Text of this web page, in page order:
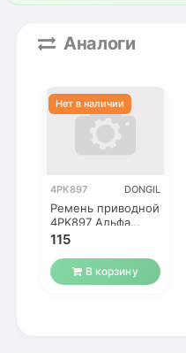
Аналоги
4PK897 DONGIL
Ремень приводной
4PK897 Альфа
SOHC
115
В корзину